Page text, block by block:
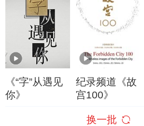
《“字”从遇见
你》
纪录频道《故
宫100》
换一批